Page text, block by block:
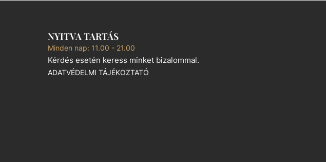
NYITVA TARTÁS
Minden nap: 11.00 - 21.00
Kérdés esetén keress minket bizalommal.
ADATVÉDELMI TÁJÉKOZTATÓ